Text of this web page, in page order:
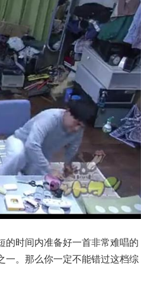
的时间内准备好一首非常难唱的
一。那么你一定不能错过这档综